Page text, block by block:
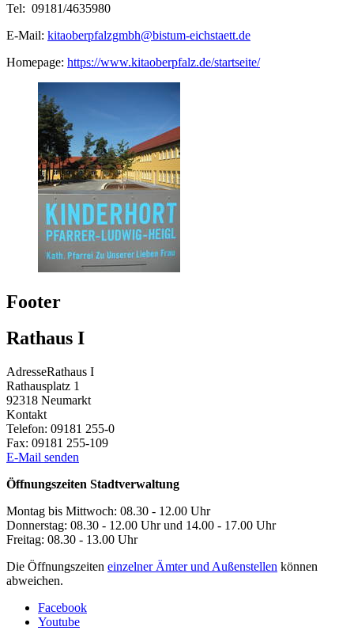
Tel: 09181/4635980
E-Mail: kitaoberpfalzgmbh@bistum-eichstaett.de
Homepage: https://www.kitaoberpfalz.de/startseite/
Footer
Rathaus I
AdresseRathaus I
Rathausplatz 1
92318 Neumarkt
Kontakt
Telefon: 09181 255-0
Fax: 09181 255-109
E-Mail senden
Öffnungszeiten Stadtverwaltung
Montag bis Mittwoch: 08.30 - 12.00 Uhr
Donnerstag: 08.30 - 12.00 Uhr und 14.00 - 17.00 Uhr
Freitag: 08.30 - 13.00 Uhr
Die Öffnungszeiten einzelner Ämter und Außenstellen können
abweichen.
Facebook
Youtube